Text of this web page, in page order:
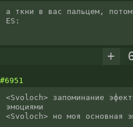
а ткни в вас пальцем,
ES:
+
#6951
<Svoloch> запоминание
эмоциями
<Svoloch> но моя основная